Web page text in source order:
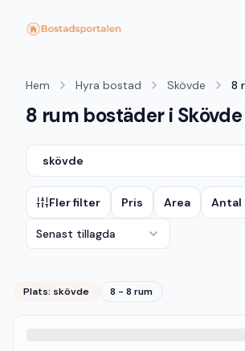
Hem Hyra bostad Skövde 8
8 rum bostäder i Skövde
skövde
Fler filter Pris Area Antal
Senast tillagda
Plats: skövde 8 - 8 rum